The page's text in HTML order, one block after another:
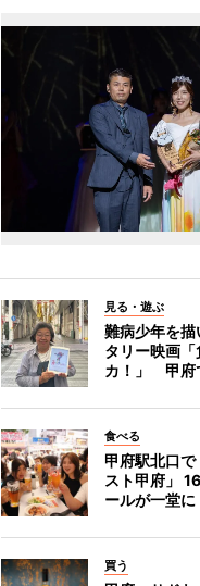
見る・遊ぶ
難病少年を
タリー映画
カ！」 甲府
食べる
甲府駅北口
スト甲府」
ールが一堂に
買う